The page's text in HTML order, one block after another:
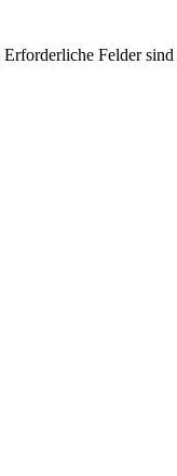
Erforderliche Felder